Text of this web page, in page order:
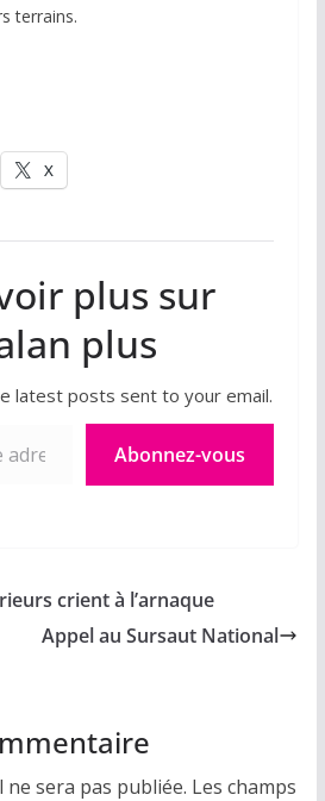
terrains.
X
plus sur
plus
latest posts sent to your email.
Abonnez-vous
crient à l’arnaque
Appel au Sursaut National
sera pas publiée. Les champs